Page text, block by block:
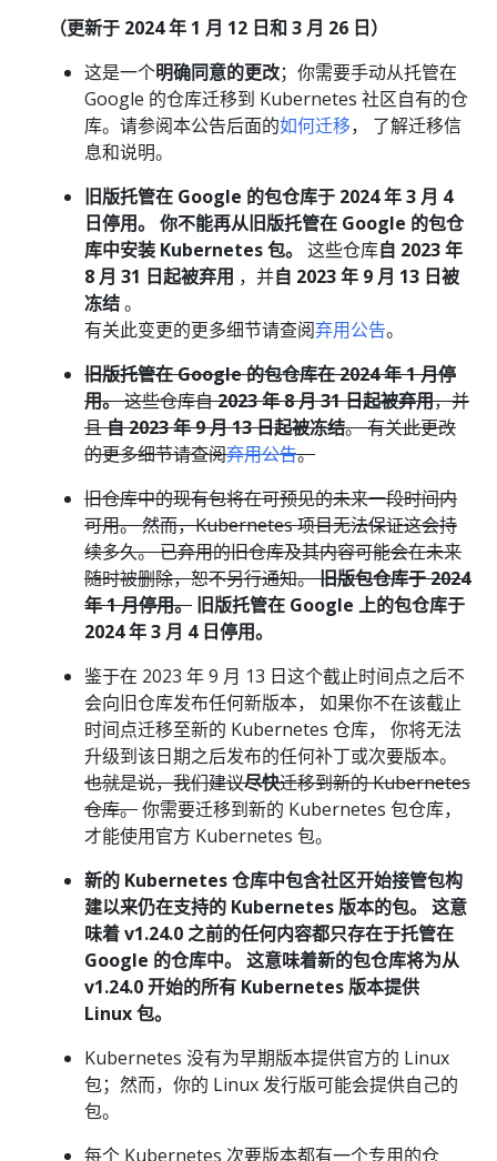
（更新于 2024 年 1 月 12 日和 3 月 26 日）
这是一个明确同意的更改；你需要手动从托管在
Google 的仓库迁移到 Kubernetes 社区自有的仓
库。请参阅本公告后面的如何迁移， 了解迁移信
息和说明。
旧版托管在 Google 的包仓库于 2024 年 3 月 4
日停用。 你不能再从旧版托管在 Google 的包仓
库中安装 Kubernetes 包。 这些仓库自 2023 年
8 月 31 日起被弃用 ，并自 2023 年 9 月 13 日被
冻结。
有关此变更的更多细节请查阅弃用公告。
旧版托管在 Google 的包仓库在 2024 年 1 月停
用。这些仓库自2023 年 8 月 31 日起被弃用，并
且自 2023 年 9 月 13 日起被冻结。 有关此更改
的更多细节请查阅弃用公告。
旧仓库中的现有包将在可预见的未来一段时间内
可用。 然而，Kubernetes 项目无法保证这会持
续多久。 已弃用的旧仓库及其内容可能会在未来
随时被删除，恕不另行通知。旧版包仓库于 2024
年 1 月停用。 旧版托管在 Google 上的包仓库于
2024 年 3 月 4 日停用。
鉴于在 2023 年 9 月 13 日这个截止时间点之后不
会向旧仓库发布任何新版本， 如果你不在该截止
时间点迁移至新的 Kubernetes 仓库， 你将无法
升级到该日期之后发布的任何补丁或次要版本。
也就是说，我们建议尽快迁移到新的 Kubernetes
仓库。你需要迁移到新的 Kubernetes 包仓库，
才能使用官方 Kubernetes 包。
新的 Kubernetes 仓库中包含社区开始接管包构
建以来仍在支持的 Kubernetes 版本的包。 这意
味着 v1.24.0 之前的任何内容都只存在于托管在
Google 的仓库中。 这意味着新的包仓库将为从
v1.24.0 开始的所有 Kubernetes 版本提供
Linux 包。
Kubernetes 没有为早期版本提供官方的 Linux
包；然而，你的 Linux 发行版可能会提供自己的
包。
每个 Kubernetes 次要版本都有一个专用的仓